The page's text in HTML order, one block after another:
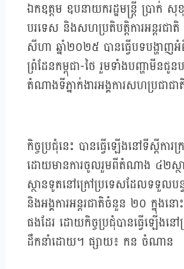
ឯកឧត្តម ឧបនាយករដ្ឋមន្ត្រី ប្រាក់ សុខុ
បរទេស និងសហប្រតិបត្តិការអន្តរជ
សីហា ឆ្នាំ២០២៥ បានធ្វើបទបង្ហាញអំ
ព្រំដែនកម្ពុជា-ថៃ រួមទាំងបញ្ហាមីនជូ
តំណាងទីភ្នាក់ងារអង្គការសហប្រជាជា
កិច្ចប្រជុំនេះ បានធ្វើឡើងនៅទីស្ដីការ
ដោយមានការចូលរួមពីតំណាង ៤២ស្ថ
ស្ថានទូតនៅក្រៅប្រទេសដែលទទួលបន្
និងអង្គការអន្តរជាតិចំនួន ២០ ក្នុង
ផងដែរ ដោយកិច្ចប្រជុំបានធ្វើឡើងន
ដឹកនាំដោយ។ ផ្សាយ៖ កន ចំណាន